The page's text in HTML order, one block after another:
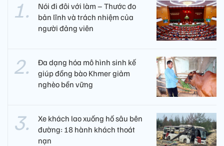
Nói đi đôi với làm – Thước đo
bản lĩnh và trách nhiệm của
người đảng viên​
Đa dạng hóa mô hình sinh kế
giúp đồng bào Khmer giảm
nghèo bền vững
Xe khách lao xuống hố sâu bên
đường: 18 hành khách thoát
nạn